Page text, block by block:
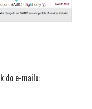
do e-mailu: